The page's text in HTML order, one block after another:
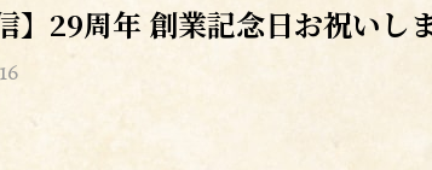
】29周年 創業記念日お祝いし